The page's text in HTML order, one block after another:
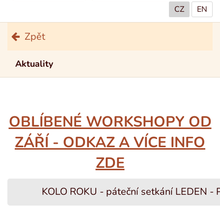
CZ
EN
Zpět
Aktuality
OBLÍBENÉ WORKSHOPY OD
ZÁŘÍ - ODKAZ A VÍCE INFO
ZDE
KOLO ROKU - páteční setkání LEDEN -